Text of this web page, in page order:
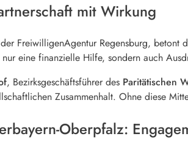
mit Wirkung
FreiwilligenAgentur Regensburg, betont
nur eine finanzielle Hilfe, sondern auch
, Bezirksgeschäftsführer des Paritätischen
Zusammenhalt. Ohne diese
Oberpfalz: